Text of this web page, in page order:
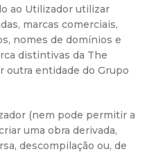
ao Utilizador utilizar
marcas comerciais,
nomes de domínios e
distintivas da The
outra entidade do Grupo
(nem pode permitir a
uma obra derivada,
descompilação ou, de